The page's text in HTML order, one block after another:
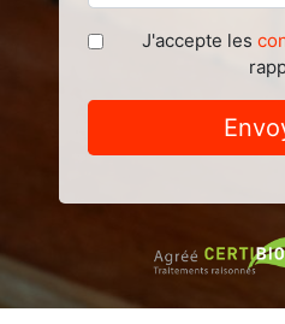
J'accepte les